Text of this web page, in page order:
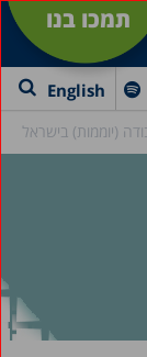
תמכו בנו
English
(יוממות) בישראל